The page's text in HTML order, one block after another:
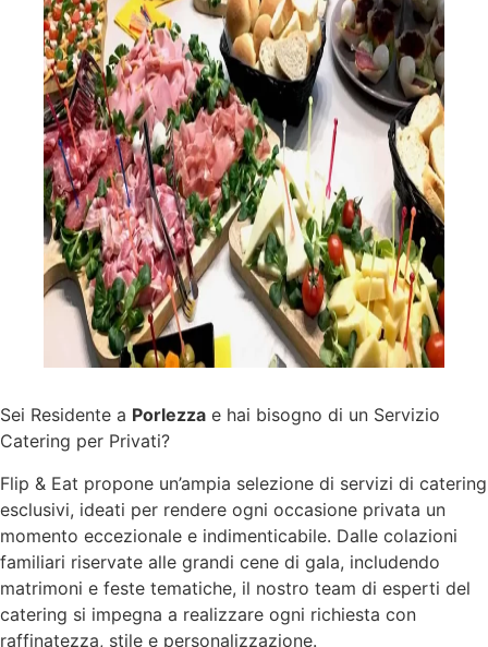
Sei Residente a Porlezza e hai bisogno di un Servizio
Catering per Privati?
Flip & Eat propone un’ampia selezione di servizi di catering
esclusivi, ideati per rendere ogni occasione privata un
momento eccezionale e indimenticabile. Dalle colazioni
familiari riservate alle grandi cene di gala, includendo
matrimoni e feste tematiche, il nostro team di esperti del
catering si impegna a realizzare ogni richiesta con
raffinatezza, stile e personalizzazione.